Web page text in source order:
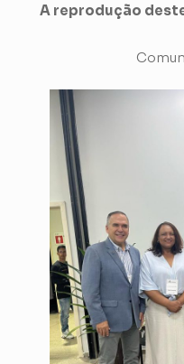
A reprodução